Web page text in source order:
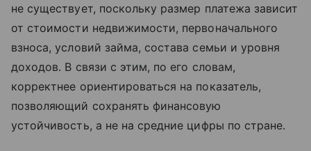
не существует, поскольку размер платежа зависит
от стоимости недвижимости, первоначального
взноса, условий займа, состава семьи и уровня
доходов. В связи с этим, по его словам,
корректнее ориентироваться на показатель,
позволяющий сохранять финансовую
устойчивость, а не на средние цифры по стране.